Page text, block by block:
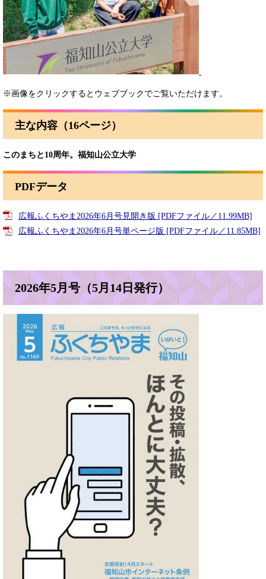
※画像をクリックするとウェブブックでご覧いただけます。
主な内容（16ページ）
このまちと10周年。福知山公立大学
PDFデータ
広報ふくちやま2026年6月号見開き版 [PDFファイル／11.99MB]
広報ふくちやま2026年6月号単ページ版 [PDFファイル／11.85MB]
2026年5月号（5月14日発行）